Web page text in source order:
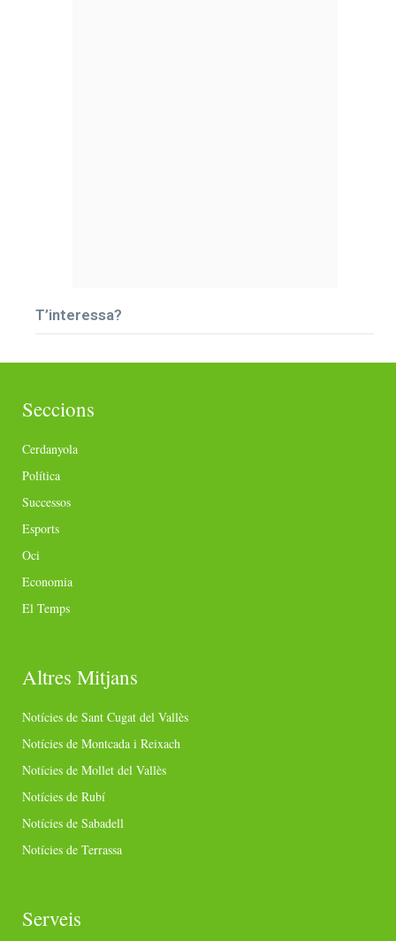
T’interessa?
Seccions
Cerdanyola
Política
Successos
Esports
Oci
Economia
El Temps
Altres Mitjans
Notícies de Sant Cugat del Vallès
Notícies de Montcada i Reixach
Notícies de Mollet del Vallès
Notícies de Rubí
Notícies de Sabadell
Notícies de Terrassa
Serveis